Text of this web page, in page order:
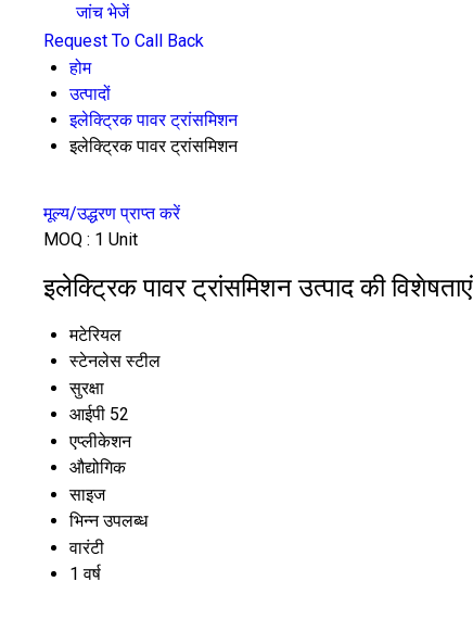
जांच भेजें
Request To Call Back
होम
उत्पादों
इलेक्ट्रिक पावर ट्रांसमिशन
इलेक्ट्रिक पावर ट्रांसमिशन
मूल्य/उद्धरण प्राप्त करें
MOQ : 1 Unit
इलेक्ट्रिक पावर ट्रांसमिशन उत्पाद की विशेषताएं
मटेरियल
स्टेनलेस स्टील
सुरक्षा
आईपी ​​52
एप्लीकेशन
औद्योगिक
साइज
भिन्न उपलब्ध
वारंटी
1 वर्ष